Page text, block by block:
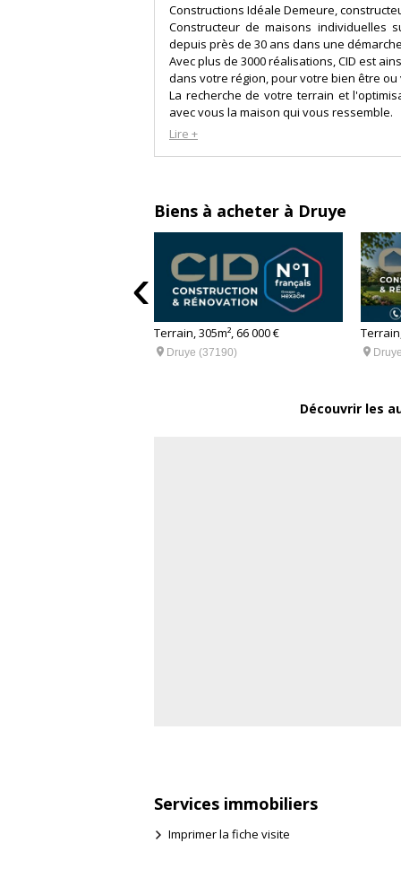
Constructions Idéale Demeure,
Constructeur de maisons individuelles
depuis près de 30 ans dans une
Avec plus de 3000 réalisations, CID est
dans votre région, pour votre bien être
La recherche de votre terrain et
avec vous la maison qui vous ressemble.
De l'idée initiale à la remise des clés,
Lire +
Biens à acheter à Druye
Terrain, 305m², 66 000 €
 Druye (37190) 
‹
Découvrir les
Services immobiliers
Imprimer la fiche visite